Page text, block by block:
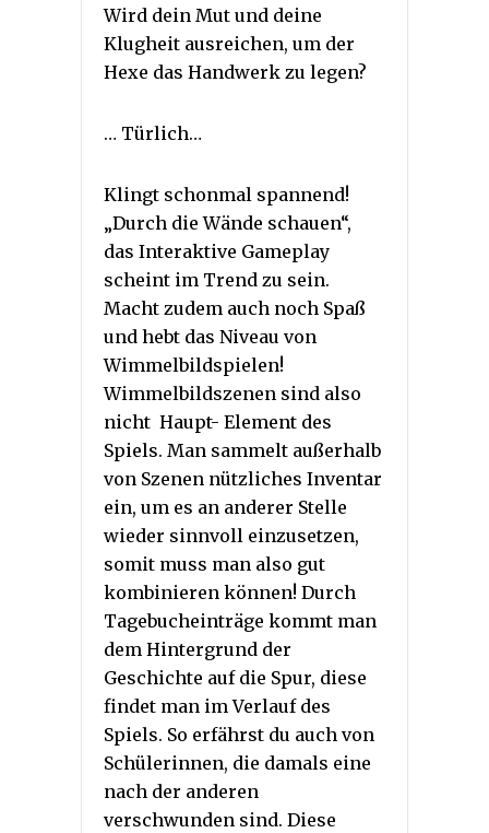
Wird dein Mut und deine
Klugheit ausreichen, um der
Hexe das Handwerk zu legen?
… Türlich…
Klingt schonmal spannend!
„Durch die Wände schauen“,
das Interaktive Gameplay
scheint im Trend zu sein.
Macht zudem auch noch Spaß
und hebt das Niveau von
Wimmelbildspielen!
Wimmelbildszenen sind also
nicht Haupt- Element des
Spiels. Man sammelt außerhalb
von Szenen nützliches Inventar
ein, um es an anderer Stelle
wieder sinnvoll einzusetzen,
somit muss man also gut
kombinieren können! Durch
Tagebucheinträge kommt man
dem Hintergrund der
Geschichte auf die Spur, diese
findet man im Verlauf des
Spiels. So erfährst du auch von
Schülerinnen, die damals eine
nach der anderen
verschwunden sind. Diese